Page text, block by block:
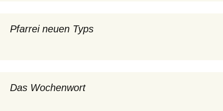
Pfarrei neuen Typs
Das Wochenwort